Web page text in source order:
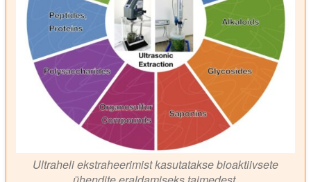
Ultraheli ekstraheerimist kasutatakse bioaktiivsete